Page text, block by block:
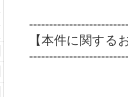
【本件に関する